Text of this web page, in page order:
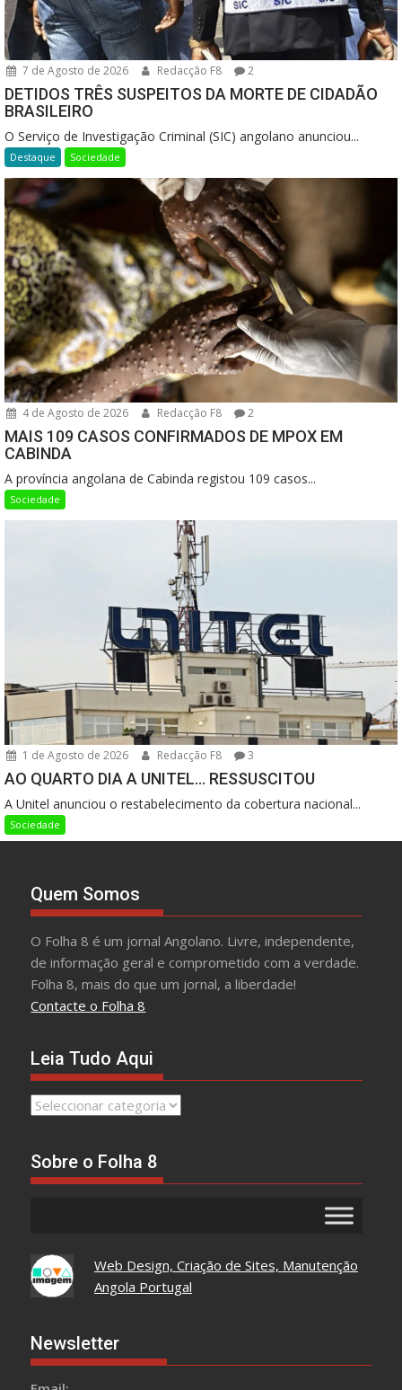
7 de Agosto de 2026 Redacção F8 2
DETIDOS TRÊS SUSPEITOS DA MORTE DE CIDADÃO
BRASILEIRO
O Serviço de Investigação Criminal (SIC) angolano anunciou...
Destaque Sociedade
4 de Agosto de 2026 Redacção F8 2
MAIS 109 CASOS CONFIRMADOS DE MPOX EM
CABINDA
A província angolana de Cabinda registou 109 casos...
Sociedade
1 de Agosto de 2026 Redacção F8 3
AO QUARTO DIA A UNITEL… RESSUSCITOU
A Unitel anunciou o restabelecimento da cobertura nacional...
Sociedade
Quem Somos
O Folha 8 é um jornal Angolano. Livre, independente,
de informação geral e comprometido com a verdade.
Folha 8, mais do que um jornal, a liberdade!
Contacte o Folha 8
Leia Tudo Aqui
Leia
Sobre o Folha 8
Web Design, Criação de Sites, Manutenção
Angola Portugal
Newsletter